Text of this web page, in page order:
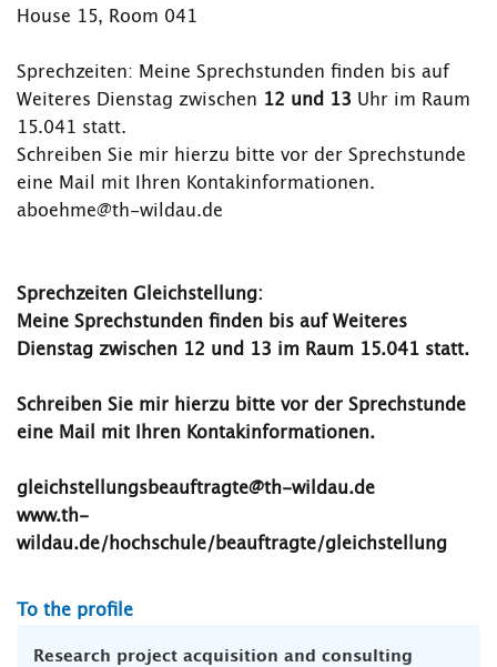
House 15, Room 041
Sprechzeiten: Meine Sprechstunden finden bis auf
Weiteres Dienstag zwischen 12 und 13 Uhr im Raum
15.041 statt.
Schreiben Sie mir hierzu bitte vor der Sprechstunde
eine Mail mit Ihren Kontakinformationen.
aboehme@th-wildau.de
Sprechzeiten Gleichstellung:
Meine Sprechstunden finden bis auf Weiteres
Dienstag zwischen 12 und 13 im Raum 15.041 statt.
Schreiben Sie mir hierzu bitte vor der Sprechstunde
eine Mail mit Ihren Kontakinformationen.
gleichstellungsbeauftragte@th-wildau.de
www.th-
wildau.de/hochschule/beauftragte/gleichstellung
To the profile
Research project acquisition and consulting